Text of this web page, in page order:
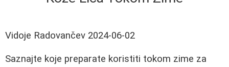
Vidoje Radovančev 2024-06-02
Saznajte koje preparate koristiti tokom zime za